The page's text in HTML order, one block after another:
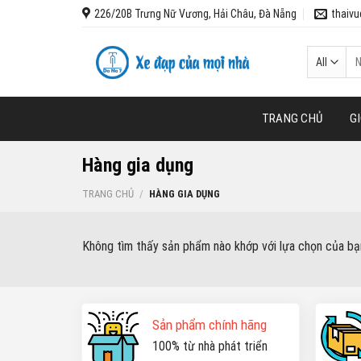
226/20B Trưng Nữ Vương, Hải Châu, Đà Nẵng
TRANG CHỦ
Hàng gia dụng
TRANG CHỦ / HÀNG GIA DỤNG
Không tìm thấy sản phẩm nào khớp với lựa chọn của
Sản phẩm chính hãng
100% từ nhà phát triển